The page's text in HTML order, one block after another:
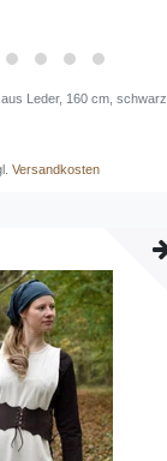
Leder, 160 cm, schwarz
Versandkosten